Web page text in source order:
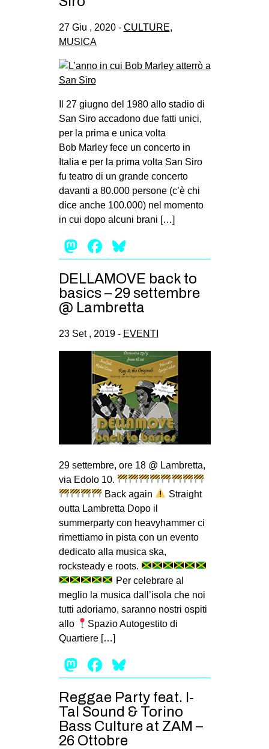
27 Giu , 2020 - CULTURE,
MUSICA
Il 27 giugno del 1980 allo stadio di
San Siro accadono due fatti unici,
per la prima e unica volta
Bob Marley fece un concerto in
Italia e per la prima volta San Siro
fu teatro di un grande concerto
davanti a 80.000 persone (c’è chi
dice anche 100.000) nel momento
in cui dopo alcuni brani […]
Mastodon
Facebook
DELLAMOVE back to
basics – 29 settembre
@ Lambretta
23 Set , 2019 - EVENTI
29 settembre, ore 18 @ Lambretta,
via Edolo 10.
Back again
Straight
outta Lambretta Dopo il
summerparty con heavyhammer ci
rimettiamo in pista con un evento
dedicato alla musica ska,
rocksteady e roots.
Per celebrare al
meglio la musica dall’isola che noi
tutti adoriamo, saranno nostri ospiti
allo
Spazio Autogestito di
Quartiere […]
Mastodon
Facebook
Reggae Party feat. I-
Tal Sound & Torino
Bass Culture at ZAM –
26 Ottobre